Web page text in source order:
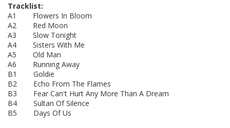
Tracklist:
A1 Flowers In Bloom
A2 Red Moon
A3 Slow Tonight
A4 Sisters With Me
A5 Old Man
A6 Running Away
B1 Goldie
B2 Echo From The Flames
B3 Fear Can't Hurt Any More Than A Dream
B4 Sultan Of Silence
B5 Days Of Us